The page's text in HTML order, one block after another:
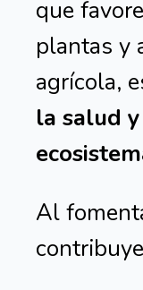
que
plantas y
agrícola,
la salud
Al